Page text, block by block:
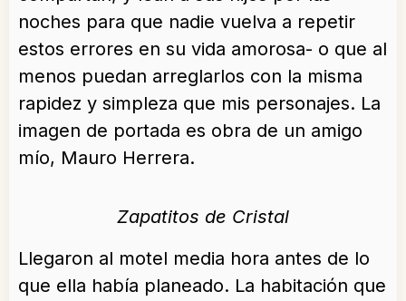
noches para que nadie vuelva a repetir
estos errores en su vida amorosa- o que al
menos puedan arreglarlos con la misma
rapidez y simpleza que mis personajes. La
imagen de portada es obra de un amigo
mío, Mauro Herrera.
Zapatitos de Cristal
Llegaron al motel media hora antes de lo
que ella había planeado. La habitación que